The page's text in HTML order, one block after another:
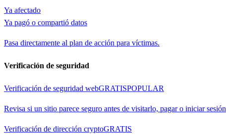
Ya afectado
Ya pagó o compartió datos
Pasa directamente al plan de acción para víctimas.
Verificación de seguridad
Verificación de seguridad webGRATISPOPULAR
Revisa si un sitio parece seguro antes de visitarlo, pagar o iniciar sesión
Verificación de dirección cryptoGRATIS